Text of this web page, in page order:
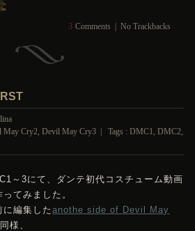
3 Comments No Trackbacks
May Cry2,Devil May Cry3 | Tags :DMC1,DMC2,
1～3にて、ダンテ初代コスチューム動画
ってみました。
に編集したanothe side of Devil May
同様、